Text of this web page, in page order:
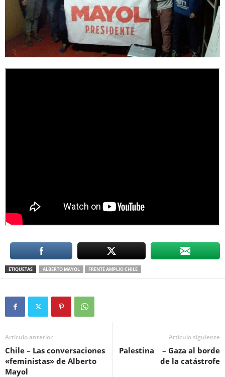
ETIQUETAS ALBERTO MAYOL FRENTE AMPLIO CHILE
Artículo anterior
Chile – Las conversaciones
«feministas» de Alberto
Mayol
Artículo siguiente
Palestina – Gaza al borde
de la catástrofe